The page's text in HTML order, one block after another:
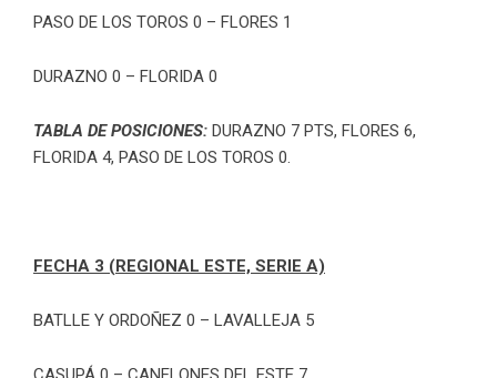
PASO DE LOS TOROS 0 – FLORES 1
DURAZNO 0 – FLORIDA 0
TABLA DE POSICIONES: DURAZNO 7 PTS, FLORES 6,
FLORIDA 4, PASO DE LOS TOROS 0.
FECHA 3 (REGIONAL ESTE, SERIE A)
BATLLE Y ORDOÑEZ 0 – LAVALLEJA 5